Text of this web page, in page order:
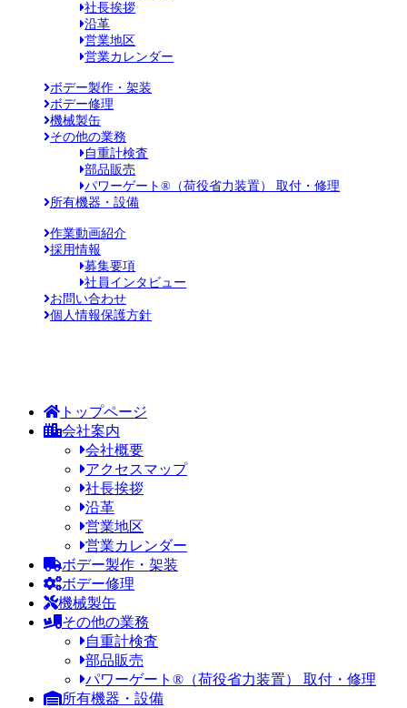
社長挨拶
沿革
営業地区
営業カレンダー
ボデー製作・架装
ボデー修理
機械製缶
その他の業務
自重計検査
部品販売
パワーゲート®（荷役省力装置） 取付・修理
所有機器・設備
作業動画紹介
採用情報
募集要項
社員インタビュー
お問い合わせ
個人情報保護方針
トップページ
会社案内
会社概要
アクセスマップ
社長挨拶
沿革
営業地区
営業カレンダー
ボデー製作・架装
ボデー修理
機械製缶
その他の業務
自重計検査
部品販売
パワーゲート®（荷役省力装置） 取付・修理
所有機器・設備